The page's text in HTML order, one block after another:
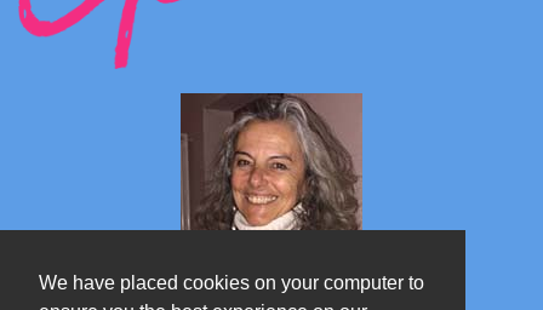
We have placed cookies on your computer to